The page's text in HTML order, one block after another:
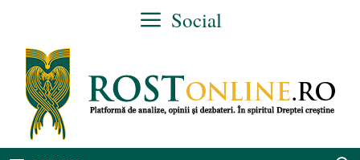
conținut
Social